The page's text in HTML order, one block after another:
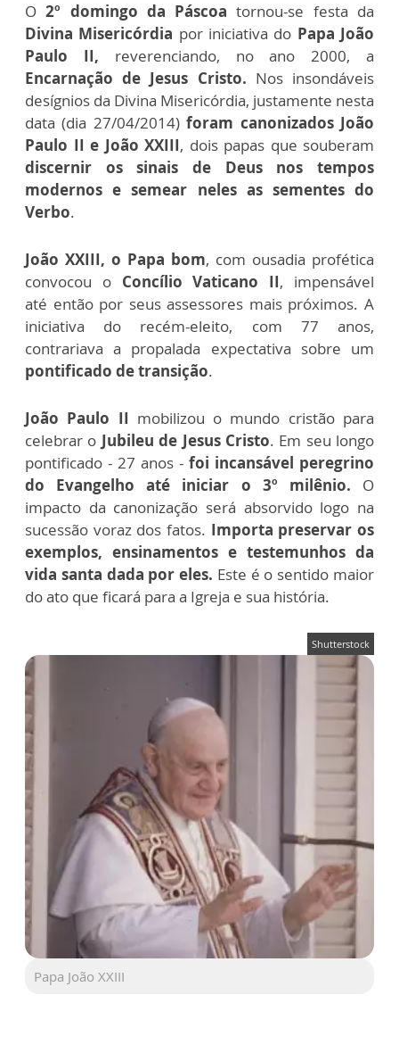
O2º domingo da Páscoa tornou-se festa da
Divina Misericórdia por iniciativa do Papa João
Paulo II, reverenciando, no ano 2000, a
Encarnação de Jesus Cristo. Nos insondáveis
desígnios da Divina Misericórdia, justamente nesta
data (dia 27/04/2014)foram canonizados João
Paulo II e João XXIII, dois papas que souberam
discernir os sinais de Deus nos tempos
modernos e semear neles as sementes do
Verbo.
João XXIII, o Papa bom, com ousadia profética
convocou o Concílio Vaticano II, impensável
até então por seus assessores mais próximos. A
iniciativa do recém-eleito, com 77 anos,
contrariava a propalada expectativa sobre um
pontificado de transição.
João Paulo II mobilizou o mundo cristão para
celebrar o Jubileu de Jesus Cristo. Em seu longo
pontificado - 27 anos - foi incansável peregrino
do Evangelho até iniciar o 3º milênio. O
impacto da canonização será absorvido logo na
sucessão voraz dos fatos. Importa preservar os
exemplos, ensinamentos e testemunhos da
vida santa dada por eles. Este é o sentido maior
do ato que ficará para a Igreja e sua história.
Shutterstock
Papa João XXIII